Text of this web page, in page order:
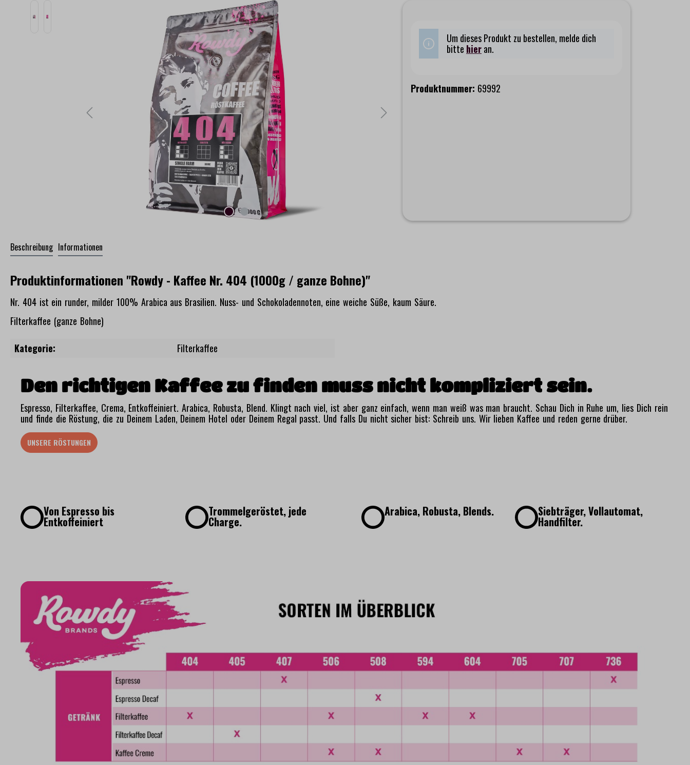
Um dieses Produkt zu bestellen, melde dich
bitte hieran.
Produktnummer: 69992
Beschreibung Informationen
Produktinformationen "Rowdy - Kaffee Nr. 404 (1000g / ganze Bohne)"
Nr. 404 ist ein runder, milder 100% Arabica aus Brasilien. Nuss- und Schokoladennoten, eine weiche Süße, kaum Säure.
Filterkaffee (ganze Bohne)
Kategorie: Filterkaffee
Den richtigen Kaffee zu finden muss nicht kompliziert sein.
Espresso, Filterkaffee, Crema, Entkoffeiniert. Arabica, Robusta, Blend. Klingt nach viel, ist aber ganz einfach, wenn man weiß was man braucht. Schau Dich in Ruhe um, lies Dich rein
und finde die Röstung, die zu Deinem Laden, Deinem Hotel oder Deinem Regal passt. Und falls Du nicht sicher bist: Schreib uns. Wir lieben Kaffee und reden gerne drüber.
UNSERE RÖSTUNGEN
Von Espresso bis
Entkoffeiniert
Trommelgeröstet, jede
Charge.
Arabica, Robusta, Blends. Siebträger, Vollautomat,
Handfilter.